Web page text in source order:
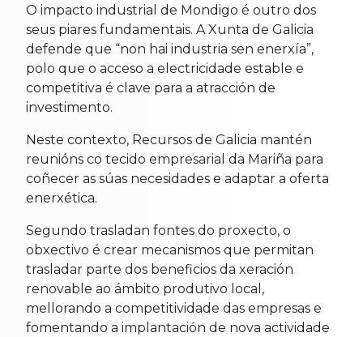
O impacto industrial de Mondigo é outro dos
seus piares fundamentais. A Xunta de Galicia
defende que “non hai industria sen enerxía”,
polo que o acceso a electricidade estable e
competitiva é clave para a atracción de
investimento.
Neste contexto, Recursos de Galicia mantén
reunións co tecido empresarial da Mariña para
coñecer as súas necesidades e adaptar a oferta
enerxética.
Segundo trasladan fontes do proxecto, o
obxectivo é crear mecanismos que permitan
trasladar parte dos beneficios da xeración
renovable ao ámbito produtivo local,
mellorando a competitividade das empresas e
fomentando a implantación de nova actividade